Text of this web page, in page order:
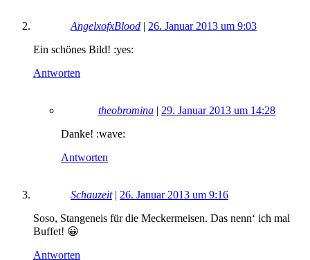
AngelxofxBlood | 26. Januar 2013 um 9:03
Ein schönes Bild! :yes:
Antworten
theobromina | 29. Januar 2013 um 14:28
Danke! :wave:
Antworten
Schauzeit| 26. Januar 2013 um 9:16
Soso, Stangeneis für die Meckermeisen. Das nenn‘ ich mal
Buffet! 😀
Antworten